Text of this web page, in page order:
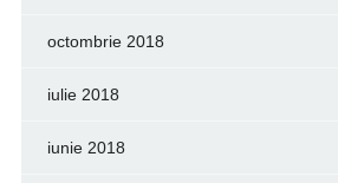
octombrie 2018
iulie 2018
iunie 2018